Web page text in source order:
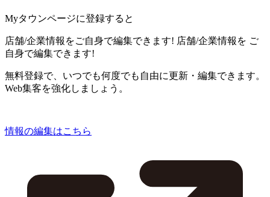
Myタウンページに登録すると
店舗/企業情報をご自身で編集できます! 店舗/企業情報を ご
自身で編集できます!
無料登録で、いつでも何度でも自由に更新・編集できます。
Web集客を強化しましょう。
情報の編集はこちら